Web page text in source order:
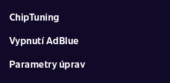
ChipTuning
Vypnutí AdBlue
Parametry úprav